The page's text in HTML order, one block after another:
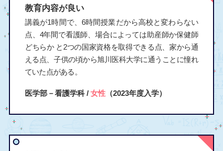
教育内容が良い
講義が1時間で、6時間授業だから高校と変わらない
点、4年間で看護師、場合によっては助産師か保健師
どちらか と2つの国家資格を取得できる点、家から通
える点、子供の頃から旭川医科大学に通うことに憧れ
ていた点がある。
医学部－看護学科 / 女性（2023年度入学）